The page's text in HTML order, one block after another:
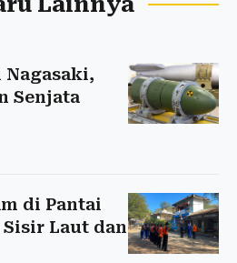
Nagasaki,
Senjata
di Pantai
Laut dan